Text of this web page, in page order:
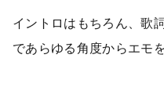
イントロはもちろん、歌
であらゆる角度からエモ